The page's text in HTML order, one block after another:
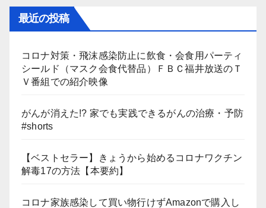
最近の投稿
コロナ対策・飛沫感染防止に飲食・会食用パーティ
シールド（マスク会食代替品）ＦＢＣ福井放送のＴ
Ｖ番組での紹介映像
がんが消えた!? 家でも実践できるがんの治療・予防
#shorts
【ベストセラー】きょうから始めるコロナワクチン
解毒17の方法【本要約】
コロナ家族感染して買い物行けずAmazonで購入し